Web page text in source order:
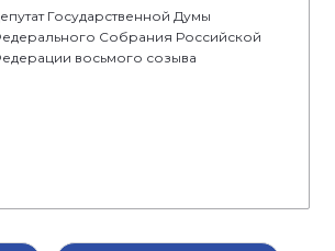
Государственной Думы
Собрания Российской
восьмого созыва